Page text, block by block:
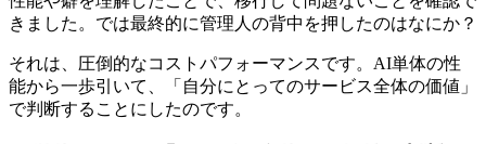
きました。では最終的に管理人の背中を押したのはなにか？
それは、圧倒的なコストパフォーマンスです。AI単体の性
能から一歩引いて、「自分にとってのサービス全体の価値」
で判断することにしたのです。